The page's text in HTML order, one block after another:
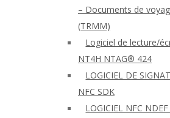
– Documents de
(TRMM)
Logiciel de lecture/
NT4H NTAG® 424
LOGICIEL DE
NFC SDK
LOGICIEL NFC